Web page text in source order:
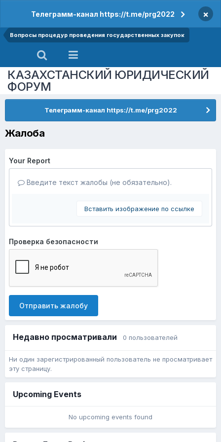
Телеграмм-канал https://t.me/prg2022 ×
Вопросы процедур проведения государственных закупок
КАЗАХСТАНСКИЙ ЮРИДИЧЕСКИЙ
ФОРУМ
Телеграмм-канал https://t.me/prg2022
Жалоба
Your Report
Введите текст жалобы (не обязательно).
Вставить изображение по ссылке
Проверка безопасности
Отправить жалобу
Недавно просматривали 0 пользователей
Ни один зарегистрированный пользователь не просматривает
эту страницу.
Upcoming Events
No upcoming events found